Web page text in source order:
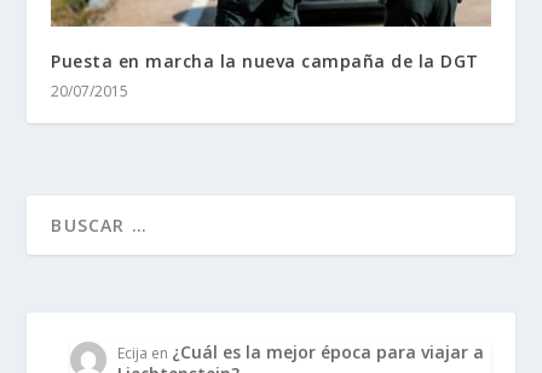
Puesta en marcha la nueva campaña de la DGT
20/07/2015
Ecija en ¿Cuál es la mejor época para viajar a